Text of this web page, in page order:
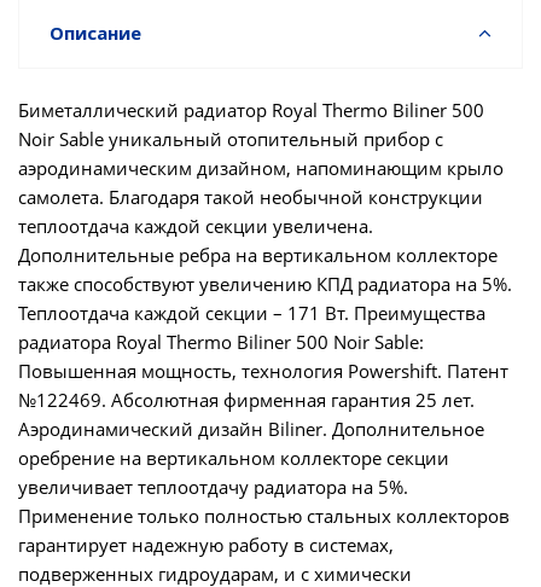
Описание
Биметаллический радиатор Royal Thermo Biliner 500
Noir Sable уникальный отопительный прибор с
аэродинамическим дизайном, напоминающим крыло
самолета. Благодаря такой необычной конструкции
теплоотдача каждой секции увеличена.
Дополнительные ребра на вертикальном коллекторе
также способствуют увеличению КПД радиатора на 5%.
Теплоотдача каждой секции – 171 Вт. Преимущества
радиатора Royal Thermo Biliner 500 Noir Sable:
Повышенная мощность, технология Powershift. Патент
№122469. Абсолютная фирменная гарантия 25 лет.
Аэродинамический дизайн Biliner. Дополнительное
оребрение на вертикальном коллекторе секции
увеличивает теплоотдачу радиатора на 5%.
Применение только полностью стальных коллекторов
гарантирует надежную работу в системах,
подверженных гидроударам, и с химически